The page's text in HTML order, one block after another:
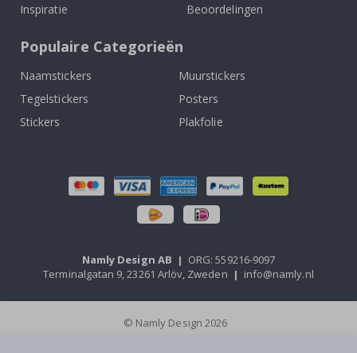
Inspiratie
Beoordelingen
Populaire Categorieën
Naamstickers
Muurstickers
Tegelstickers
Posters
Stickers
Plakfolie
Namly Design AB | ORG: 559216-9097
Terminalgatan 9, 23261 Arlöv, Zweden | info@namly.nl
© Namly Design 2026